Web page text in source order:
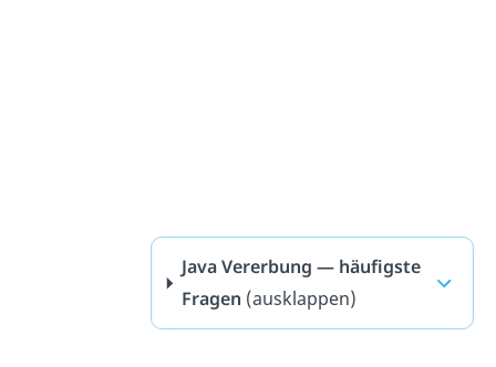
Java Vererbung — häufigste
Fragen (ausklappen)